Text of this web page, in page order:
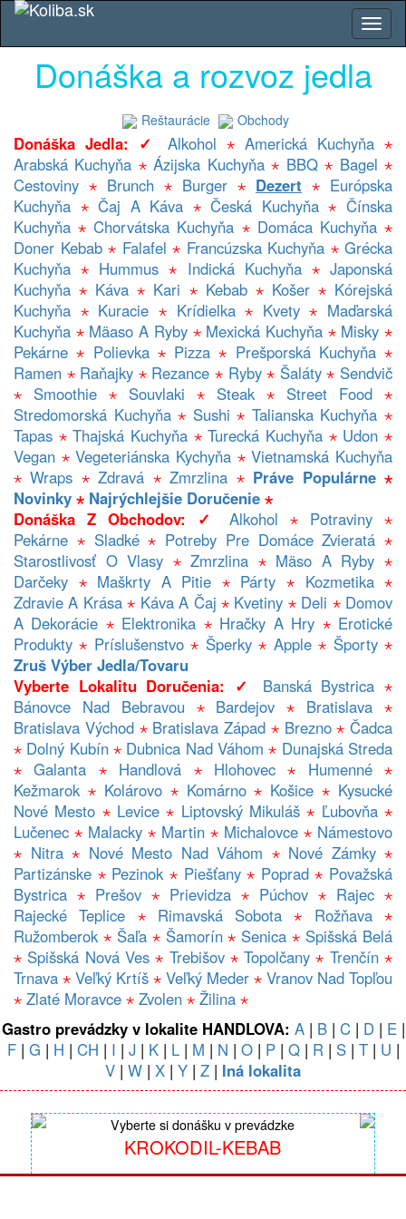
Donáška a rozvoz jedla
Reštaurácie Obchody
Donáška Jedla: ✓ Alkohol ⋆ Americká Kuchyňa⋆
Arabská Kuchyňa ⋆Ázijska Kuchyňa⋆ BBQ⋆ Bagel ⋆
Cestoviny ⋆ Brunch ⋆ Burger ⋆ Dezert ⋆ Európska
Kuchyňa ⋆Čaj A Káva ⋆Česká Kuchyňa⋆Čínska
Kuchyňa ⋆Chorvátska Kuchyňa ⋆ Domáca Kuchyňa⋆
Doner Kebab⋆ Falafel ⋆ Francúzska Kuchyňa ⋆ Grécka
Kuchyňa ⋆ Hummus ⋆ Indická Kuchyňa⋆Japonská
Kuchyňa ⋆ Káva ⋆ Kari ⋆ Kebab⋆ Košer⋆ Kórejská
Kuchyňa ⋆ Kuracie ⋆ Krídielka⋆ Kvety⋆ Maďarská
Kuchyňa ⋆ Mäaso A Ryby⋆ Mexická Kuchyňa⋆ Misky ⋆
Pekárne ⋆ Polievka⋆ Pizza ⋆ Prešporská Kuchyňa⋆
Ramen ⋆ Raňajky ⋆ Rezance ⋆ Ryby⋆ Šaláty⋆ Sendvič
⋆ Smoothie ⋆ Souvlaki ⋆ Steak⋆ Street Food ⋆
Stredomorská Kuchyňa⋆ Sushi ⋆ Talianska Kuchyňa ⋆
Tapas ⋆Thajská Kuchyňa ⋆Turecká Kuchyňa ⋆ Udon ⋆
Vegan ⋆Vegeteriánska Kychyňa ⋆Vietnamská Kuchyňa
⋆Wraps ⋆Zdravá ⋆Zmrzlina ⋆ Práve Populárne⋆
Novinky ⋆ Najrýchlejšie Doručenie ⋆
Donáška Z Obchodov: ✓ Alkohol ⋆ Potraviny ⋆
Pekárne ⋆ Sladké⋆ Potreby Pre Domáce Zvieratá ⋆
Starostlivosť O Vlasy ⋆Zmrzlina ⋆ Mäso A Ryby ⋆
Darčeky ⋆ Maškrty A Pitie ⋆ Párty ⋆ Kozmetika⋆
Zdravie A Krása⋆ Káva A Čaj ⋆ Kvetiny ⋆ Deli ⋆ Domov
A Dekorácie ⋆ Elektronika ⋆ Hračky A Hry ⋆ Erotické
Produkty ⋆ Príslušenstvo⋆ Šperky⋆ Apple⋆ Športy⋆
Zruš Výber Jedla/tovaru
Vyberte Lokalitu Doručenia: ✓
Banská Bystrica ⋆
Bánovce Nad Bebravou ⋆ Bardejov ⋆ Bratislava ⋆
Bratislava Východ⋆ Bratislava Západ ⋆ Brezno⋆ Čadca
⋆ Dolný Kubín⋆ Dubnica Nad Váhom ⋆ Dunajská Streda
⋆Galanta ⋆ Handlová ⋆ Hlohovec⋆ Humenné⋆
Kežmarok⋆ Kolárovo⋆ Komárno⋆ Košice ⋆ Kysucké
Nové Mesto ⋆ Levice ⋆ Liptovský Mikuláš ⋆ Ľubovňa⋆
Lučenec ⋆ Malacky ⋆ Martin ⋆ Michalovce ⋆ Námestovo
⋆ Nitra⋆ Nové Mesto Nad Váhom ⋆ Nové Zámky⋆
Partizánske ⋆ Pezinok⋆ Piešťany⋆ Poprad⋆ Považská
Bystrica ⋆ Prešov ⋆ Prievidza ⋆ Púchov ⋆ Rajec ⋆
Rajecké Teplice ⋆ Rimavská Sobota ⋆ Rožňava⋆
Ružomberok⋆ Šaľa⋆ Šamorín⋆ Senica ⋆ Spišská Belá
⋆ Spišská Nová Ves⋆ Trebišov⋆Topolčany ⋆ Trenčín⋆
Trnava ⋆ Veľký Krtíš ⋆ Veľký Meder ⋆ Vranov Nad Topľou
⋆ Zlaté Moravce ⋆ Zvolen ⋆ Žilina ⋆
Gastro prevádzky v lokalite HANDLOVA: A| B| C| D| E|
F| G | H | CH | I | J| K| L| M | N | O| P| Q| R| S| T| U |
V | W | X | Y | Z | Iná lokalita
Vyberte si donášku v prevádzke
KROKODIL-KEBAB